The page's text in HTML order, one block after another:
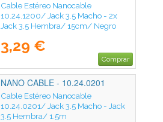
Cable Estéreo Nanocable
10.24.1200/ Jack 3.5 Macho - 2x
Jack 3.5 Hembra/ 15cm/ Negro
3,29 €
Comprar
NANO CABLE - 10.24.0201
Cable Estéreo Nanocable
10.24.0201/ Jack 3.5 Macho - Jack
3.5 Hembra/ 1.5m